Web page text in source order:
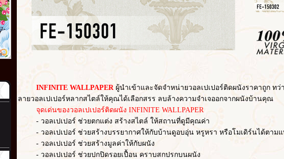
INFINITE WALLPAPER ผู้นำเข้าและจัดจำหน่ายวอลเปเปอร์ติดผนังราคาถูก
ลายวอลเปเปอร์หลากสไตล์ให้คุณได้เลือกสรร ลบล้างความจำเจออกจากผนังบ้านคุณ
จุดเด่นของวอลเปเปอร์ติดผนัง INFINITE WALLPAPER
- วอลเปเปอร์ ช่วยตกแต่ง สร้างสไตล์ ให้สถานที่ดูมีคุณค่า
- วอลเปเปอร์ ช่วยสร้างบรรยากาศให้กับบ้านดูอบอุ่น หรูหรา หรือโมเดิร์นได้ตามแ
- วอลเปเปอร์ ช่วยสร้างมูลค่าให้กับผนัง
- วอลเปเปอร์ ช่วยปกปิดรอยเปื้อน คราบสกปรกบนผนัง